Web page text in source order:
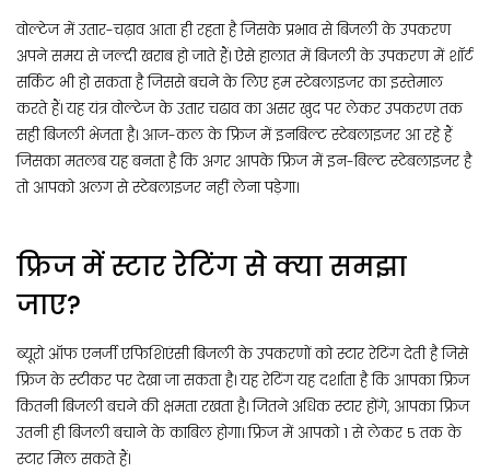
वोल्टेज में उतार-चढ़ाव आता ही रहता है जिसके प्रभाव से बिजली के उपकरण
अपने समय से जल्दी खराब हो जाते हैं। ऐसे हालात में बिजली के उपकरण में शॉर्ट
सर्किट भी हो सकता है जिससे बचने के लिए हम स्टेबलाइजर का इस्तेमाल
करते हैं। यह यंत्र वोल्टेज के उतार चढाव का असर खुद पर लेकर उपकरण तक
सही बिजली भेजता है। आज-कल के फ्रिज में इनबिल्ट स्टेबलाइजर आ रहे हैं
जिसका मतलब यह बनता है कि अगर आपके फ्रिज में इन-बिल्ट स्टेबलाइजर है
तो आपको अलग से स्टेबलाइजर नहीं लेना पड़ेगा।
फ्रिज में स्टार रेटिंग से क्या समझा
जाए?
ब्यूरो ऑफ एनर्जी एफिशिएंसी बिजली के उपकरणों को स्टार रेटिंग देती है जिसे
फ्रिज के स्टीकर पर देखा जा सकता है। यह रेटिंग यह दर्शाता है कि आपका फ्रिज
कितनी बिजली बचने की क्षमता रखता है। जितने अधिक स्टार होंगे, आपका फ्रिज
उतनी ही बिजली बचाने के काबिल होगा। फ्रिज में आपको 1 से लेकर 5 तक के
स्टार मिल सकते हैं।